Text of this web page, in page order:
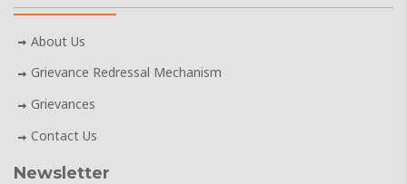
About Us
Grievance Redressal Mechanism
Grievances
Contact Us
Newsletter